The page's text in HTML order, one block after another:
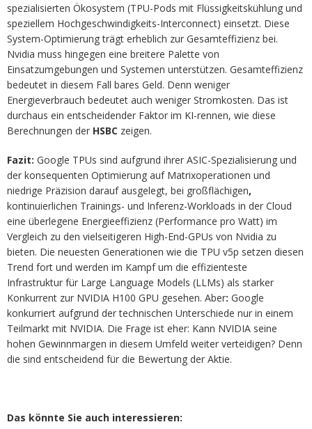
spezialisierten Ökosystem (TPU-Pods mit Flüssigkeitskühlung und
speziellem Hochgeschwindigkeits-Interconnect) einsetzt. Diese
System-Optimierung trägt erheblich zur Gesamteffizienz bei.
Nvidia muss hingegen eine breitere Palette von
Einsatzumgebungen und Systemen unterstützen. Gesamteffizienz
bedeutet in diesem Fall bares Geld. Denn weniger
Energieverbrauch bedeutet auch weniger Stromkosten. Das ist
durchaus ein entscheidender Faktor im KI-rennen, wie diese
Berechnungen der HSBC zeigen.
Fazit: Google TPUs sind aufgrund ihrer ASIC-Spezialisierung und
der konsequenten Optimierung auf Matrixoperationen und
niedrige Präzision darauf ausgelegt, bei großflächigen,
kontinuierlichen Trainings- und Inferenz-Workloads in der Cloud
eine überlegene Energieeffizienz (Performance pro Watt) im
Vergleich zu den vielseitigeren High-End-GPUs von Nvidia zu
bieten. Die neuesten Generationen wie die TPU v5p setzen diesen
Trend fort und werden im Kampf um die effizienteste
Infrastruktur für Large Language Models (LLMs) als starker
Konkurrent zur NVIDIA H100 GPU gesehen. Aber: Google
konkurriert aufgrund der technischen Unterschiede nur in einem
Teilmarkt mit NVIDIA. Die Frage ist eher: Kann NVIDIA seine
hohen Gewinnmargen in diesem Umfeld weiter verteidigen? Denn
die sind entscheidend für die Bewertung der Aktie.
Das könnte Sie auch interessieren: